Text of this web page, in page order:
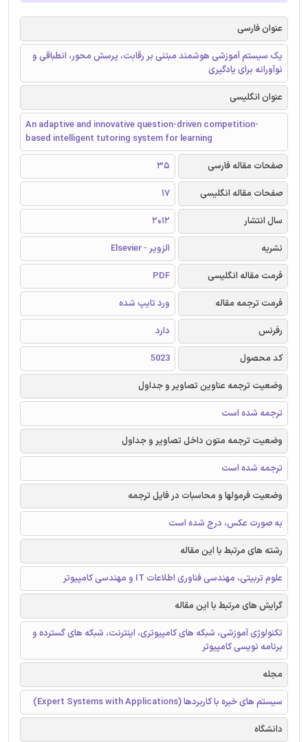
عنوان فارسی
یک سیستم آموزشی هوشمند مبتنی بر رقابت، پرسش محور، انطباقی و
نوآورانه برای یادگیری
عنوان انگلیسی
An adaptive and innovative question-driven competition-
based intelligent tutoring system for learning
صفحات مقاله فارسی
35
صفحات مقاله انگلیسی
17
سال انتشار
2012
نشریه
الزویر - Elsevier
فرمت مقاله انگلیسی
PDF
فرمت ترجمه مقاله
ورد تایپ شده
رفرنس
دارد
کد محصول
5023
وضعیت ترجمه عناوین تصاویر و جداول
ترجمه شده است
وضعیت ترجمه متون داخل تصاویر و جداول
ترجمه شده است
وضعیت فرمولها و محاسبات در فایل ترجمه
به صورت عکس، درج شده است
رشته های مرتبط با این مقاله
علوم تربیتی، مهندسی فناوری اطلاعات IT و مهندسی کامپیوتر
گرایش های مرتبط با این مقاله
تکنولوژی آموزشی، شبکه های کامپیوتری، اینترنت، شبکه های گسترده و
برنامه نویسی کامپیوتر
مجله
سیستم های خبره با کاربردها (Expert Systems with Applications)
دانشگاه